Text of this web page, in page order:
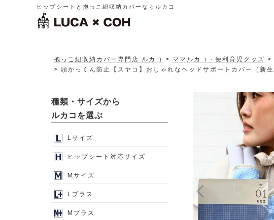
ヒップシートと抱っこ紐収納カバーならルカコ
抱っこ紐収納カバー専門店 ルカコ ママルカコ・便利育児グッズ
頭かっくん防止【スヤコ】おしゃれなヘッドサポートカバー（
種類・サイズから
ルカコを選ぶ
Lサイズ
ヒップシート対応サイズ
Mサイズ
Lプラス
Mプラス